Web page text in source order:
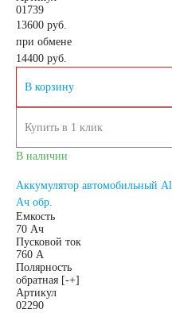
Аккумуляторы
вольт
01739
13600 руб.
при обмене
14400 руб.
В корзину
Купить в 1 клик
В наличии
Аккумулятор автомобильный
Ач обр.
Емкость
70 Ач
Пусковой ток
760 А
Полярность
обратная [-+]
Артикул
02290